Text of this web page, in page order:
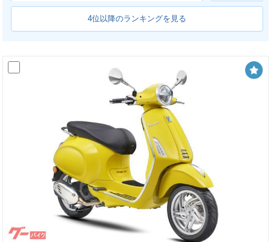
4位以降のランキングを見る